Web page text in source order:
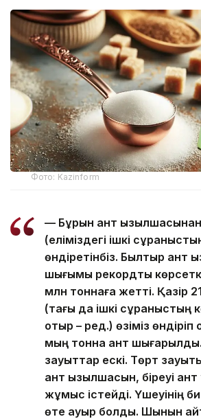
Фото: Kazinform
— Бұрын қант
(еліміздегі ішкі
өндіретінбіз. Былтыр қант
шығымы рекордтық
млн тоннаға жетті. Қазір
(тағы да ішкі сұраныстың
отыр – ред.) өзіміз
мың тонна қант
зауыттар ескі. Төрт
қант қызылшасын, біреуі
жұмыс істейді. Үшеуінің
өте ауыр болды. Шынын